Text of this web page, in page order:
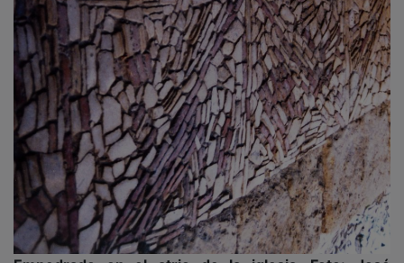
Empedrado en el atrio de la iglesia. Foto: José